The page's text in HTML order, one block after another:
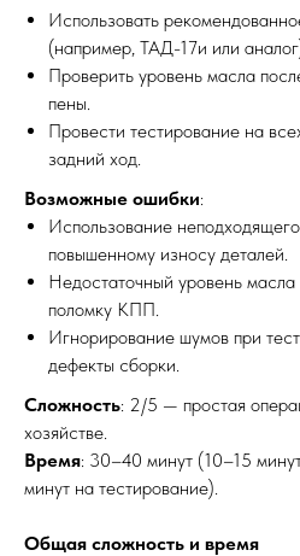
Использовать
(например, ТАД-17и или
Проверить уровень масла
пены.
Провести тестирование на
задний ход.
Возможные ошибки:
Использование
повышенному износу деталей.
Недостаточный уровень масла
поломку КПП.
Игнорирование шумов при
дефекты сборки.
Сложность: 2/5 — простая
хозяйстве.
Время: 30–40 минут (10–15
минут на тестирование).
Общая сложность и время